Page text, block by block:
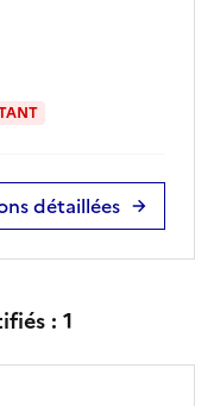
détaillées
: 1